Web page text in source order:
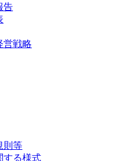
告
営戦略
則等
する様式